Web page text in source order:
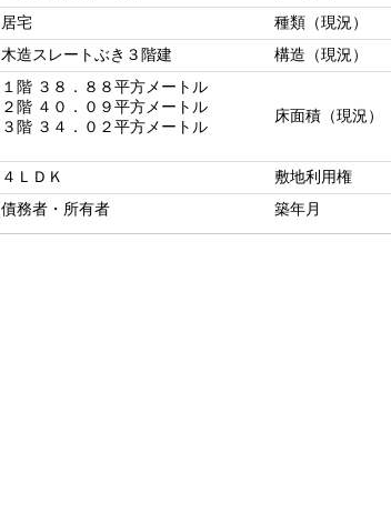
居宅
種類（現況）
木造スレートぶき３階建 構造（現況）
１階 ３８．８８平方メートル
２階 ４０．０９平方メートル
床面積（現況）
４ＬＤＫ 敷地利用権
債務者・所有者 築年月